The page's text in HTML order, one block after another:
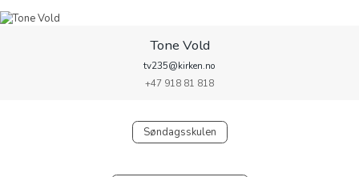
Tone Vold
tv235@kirken.no
+47 918 81 818
Søndagsskulen